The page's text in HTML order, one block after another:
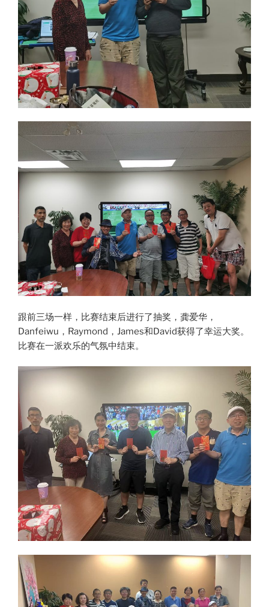
跟前三场一样，比赛结束后进行了抽奖，龚爱华，
Danfeiwu，Raymond，James和David获得了幸运大奖。
比赛在一派欢乐的气氛中结束。